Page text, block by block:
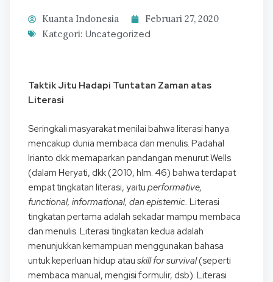
Kuanta Indonesia
Februari 27, 2020
Kategori: Uncategorized
Taktik Jitu Hadapi Tuntatan Zaman atas
Literasi
Seringkali masyarakat menilai bahwa literasi hanya
mencakup dunia membaca dan menulis. Padahal
Irianto dkk memaparkan pandangan menurut Wells
(dalam Heryati, dkk (2010, hlm. 46) bahwa terdapat
empat tingkatan literasi, yaitu performative,
functional, informational, dan epistemic. Literasi
tingkatan pertama adalah sekadar mampu membaca
dan menulis. Literasi tingkatan kedua adalah
menunjukkan kemampuan menggunakan bahasa
untuk keperluan hidup atau skill for survival(seperti
membaca manual, mengisi formulir, dsb). Literasi